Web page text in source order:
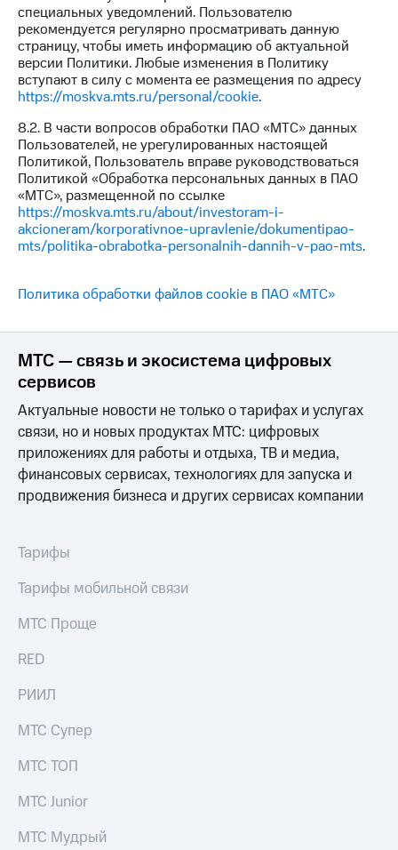
специальных уведомлений. Пользователю
рекомендуется регулярно просматривать данную
страницу, чтобы иметь информацию об актуальной
версии Политики. Любые изменения в Политику
вступают в силу с момента ее размещения по адресу
https://moskva.mts.ru/personal/cookie.
8.2. В части вопросов обработки ПАО «МТС» данных
Пользователей, не урегулированных настоящей
Политикой, Пользователь вправе руководствоваться
Политикой «Обработка персональных данных в ПАО
«МТС», размещенной по ссылке
https://moskva.mts.ru/about/investoram-i-
akcioneram/korporativnoe-upravlenie/dokumentipao-
mts/politika-obrabotka-personalnih-dannih-v-pao-mts.
Политика обработки файлов cookie в ПАО «МТС»
МТС — связь и экосистема цифровых
сервисов
Актуальные новости не только о тарифах и услугах
связи, но и новых продуктах МТС: цифровых
приложениях для работы и отдыха, ТВ и медиа,
финансовых сервисах, технологиях для запуска и
продвижения бизнеса и других сервисах компании
Тарифы
Тарифы мобильной связи
МТС Проще
RED
РИИЛ
МТС Супер
МТС ТОП
МТС Junior
МТС Мудрый